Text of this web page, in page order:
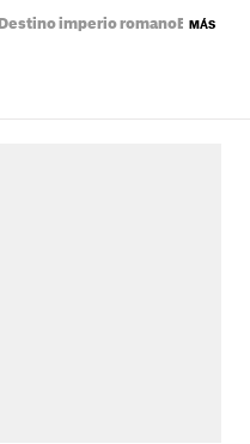
Destino imperio romano Eclipse
MÁS